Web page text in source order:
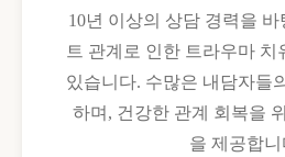
10년 이상의 상담 경력을
트 관계로 인한 트라우마 치
있습니다. 수많은 내담자들
하며, 건강한 관계 회복을
을 제공합니